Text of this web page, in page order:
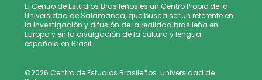
El Centro de Estudios Brasileños es un Centro Propio de la
Universidad de Salamanca, que busca ser un referente en
la investigación y difusión de la realidad brasileña en
Europa y en la divulgación de la cultura y lengua
española en Brasil.
©2026 Centro de Estudios Brasileños. Universidad de